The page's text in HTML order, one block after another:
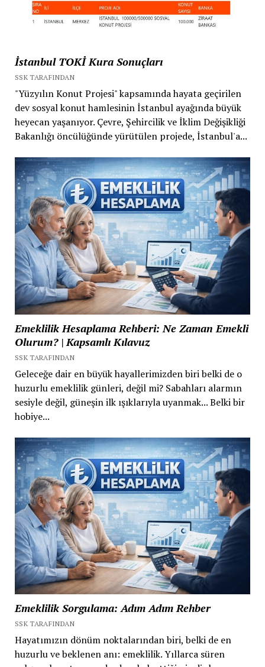
İstanbul TOKİ Kura Sonuçları
SSK TARAFINDAN
"Yüzyılın Konut Projesi" kapsamında hayata geçirilen
dev sosyal konut hamlesinin İstanbul ayağında büyük
heyecan yaşanıyor. Çevre, Şehircilik ve İklim Değişikliği
Bakanlığı öncülüğünde yürütülen projede, İstanbul'a...
Emeklilik Hesaplama Rehberi: Ne Zaman Emekli
Olurum? | Kapsamlı Kılavuz
SSK TARAFINDAN
Geleceğe dair en büyük hayallerimizden biri belki de o
huzurlu emeklilik günleri, değil mi? Sabahları alarmın
sesiyle değil, güneşin ilk ışıklarıyla uyanmak... Belki bir
hobiye...
Emeklilik Sorgulama: Adım Adım Rehber
SSK TARAFINDAN
Hayatımızın dönüm noktalarından biri, belki de en
huzurlu ve beklenen anı: emeklilik. Yıllarca süren